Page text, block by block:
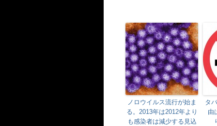
ノロウイルス流行が始ま
る。2013年は2012年より
も感染者は減少する見込
タ
由